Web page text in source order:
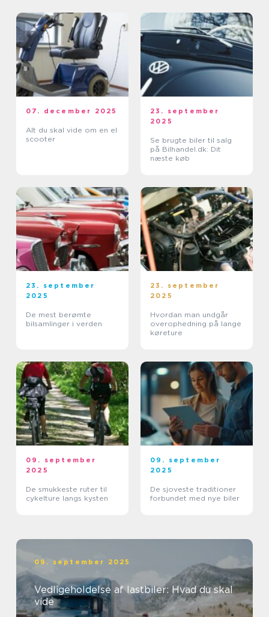
07. december 2025
Alt du skal vide om en el
scooter
23. september
2025
Se brugte biler til salg
på Bilhandel.dk: Dit
næste køb
23. september
2025
De mest berømte
bilsamlinger i verden
23. september
2025
Hvordan man undgår
overophedning på lange
køreture
09. september
2025
De smukkeste ruter til
cykelture langs kysten
09. september
2025
De sjoveste traditioner
forbundet med nye biler
09. september 2025
Vedligeholdelse af lastbiler: Hvad du skal
vide